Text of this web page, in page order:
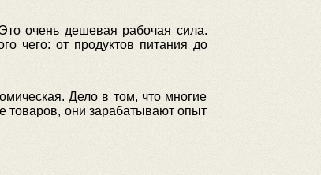
очень дешевая рабочая сила.
чего: от продуктов питания до
Дело в том, что многие
товаров, они зарабатывают опыт